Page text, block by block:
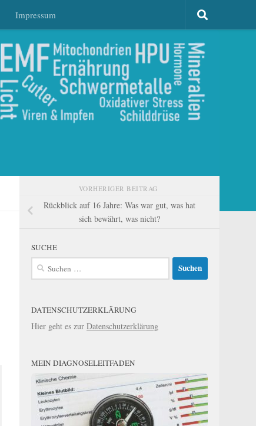
Impressum
VORHERIGER BEITRAG
Rückblick auf 16 Jahre: Was war gut, was hat
sich bewährt, was nicht?
SUCHE
Suchen
DATENSCHUTZERKLÄRUNG
Hier geht es zur Datenschutzerklärung
MEIN DIAGNOSELEITFADEN